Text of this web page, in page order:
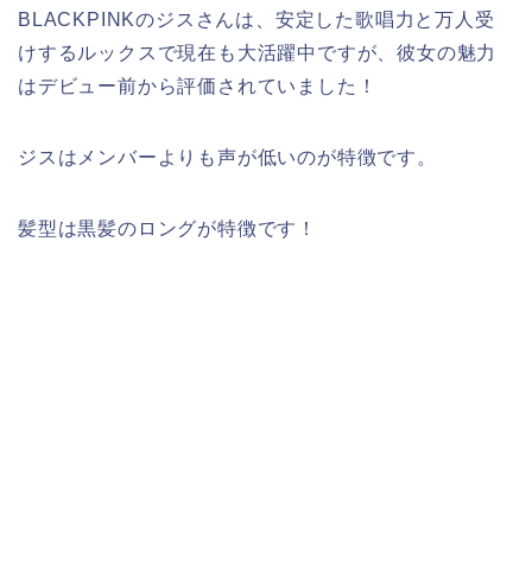
BLACKPINKのジスさんは、安定した歌唱力と万人受
けするルックスで現在も大活躍中ですが、彼女の魅力
はデビュー前から評価されていました！
ジスはメンバーよりも声が低いのが特徴です。
髪型は黒髪のロングが特徴です！